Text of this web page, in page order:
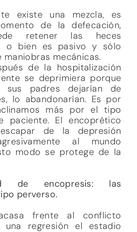
existe una mezcla, es
de la defecación,
retener las heces
o bien es pasivo y sólo
mecánicas.
de la hospitalización
se deprimiera porque
sus padres dejarían de
lo abandonarían. Es por
más por el tipo
paciente. El encoprético
de la depresión
al mundo
modo se protege de la
de encopresis: las
perverso.
frente al conflicto
regresión el estadio